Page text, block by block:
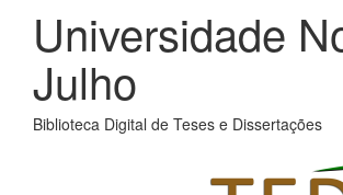
Universidade
Julho
Biblioteca Digital de Teses e Dissertações